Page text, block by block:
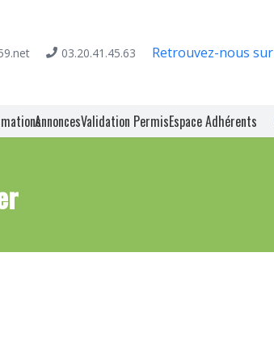
03.20.41.45.63 Retrouvez-nous sur
AnnoncesValidation PermisEspace Adhérents